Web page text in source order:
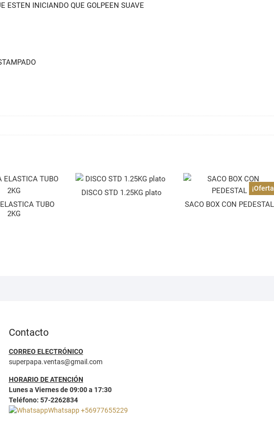
ESTEN INICIANDO QUE GOLPEEN SUAVE
TUBO
2KG
DISCO STD 1.25KG plato
SACO BOX CON PEDESTAL
Contacto
CORREO ELECTRÓNICO
superpapa.ventas@gmail.com
HORARIO DE ATENCIÓN
Lunes a Viernes de 09:00 a 17:30
Teléfono: 57-2262834
Whatsapp +56977655229